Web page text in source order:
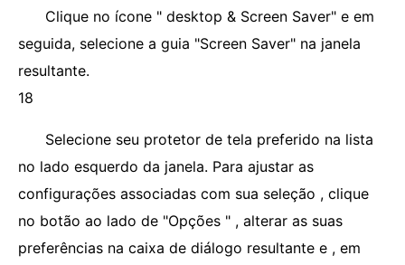
Clique no ícone " desktop & Screen Saver" e em
seguida, selecione a guia "Screen Saver" na janela
resultante.
18
Selecione seu protetor de tela preferido na lista
no lado esquerdo da janela. Para ajustar as
configurações associadas com sua seleção , clique
no botão ao lado de "Opções " , alterar as suas
preferências na caixa de diálogo resultante e , em